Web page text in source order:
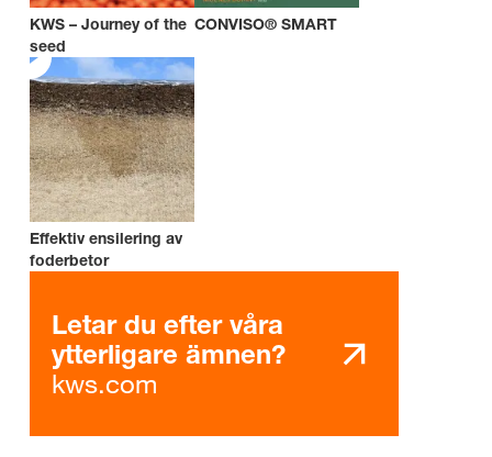
KWS – Journey of the
seed
CONVISO® SMART
Effektiv ensilering av
foderbetor
Letar du efter våra
ytterligare ämnen?
kws.com